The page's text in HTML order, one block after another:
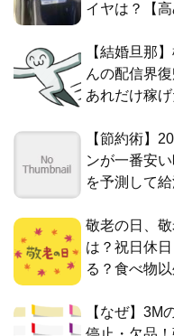
イヤは？【高
【結婚旦那
んの配信界
あれだけ稼
【節約術】
ンが一番安
を予測して
敬老の日、
は？祝日休
る？食べ物
【なぜ】3M